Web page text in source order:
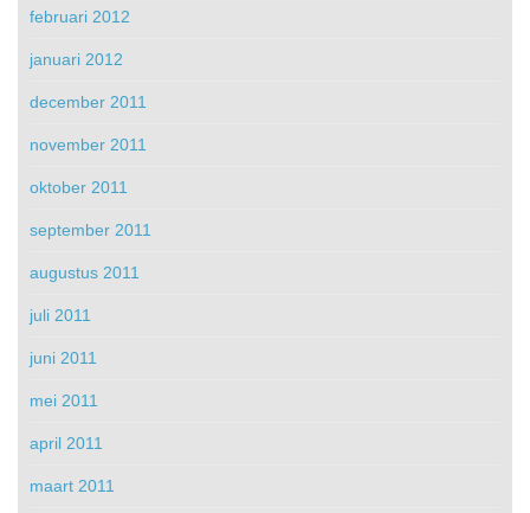
februari 2012
januari 2012
december 2011
november 2011
oktober 2011
september 2011
augustus 2011
juli 2011
juni 2011
mei 2011
april 2011
maart 2011